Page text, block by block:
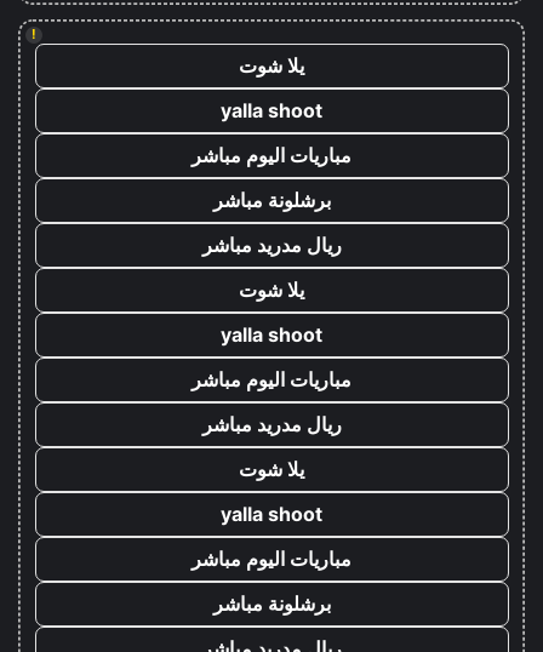
!
يلا شوت
yalla shoot
مباريات اليوم مباشر
برشلونة مباشر
ريال مدريد مباشر
يلا شوت
yalla shoot
مباريات اليوم مباشر
ريال مدريد مباشر
يلا شوت
yalla shoot
مباريات اليوم مباشر
برشلونة مباشر